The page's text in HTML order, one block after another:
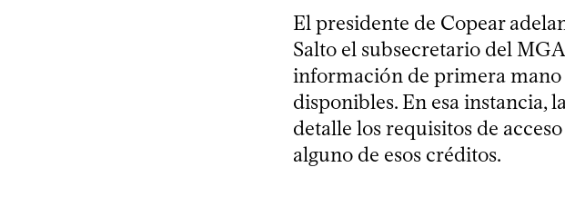
El presidente de Copear
Salto el subsecretario del
información de primera
disponibles. En esa instancia,
detalle los requisitos de
alguno de esos créditos.